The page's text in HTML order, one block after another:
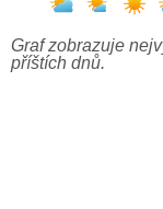
Graf zobrazuje
příštích dnů.